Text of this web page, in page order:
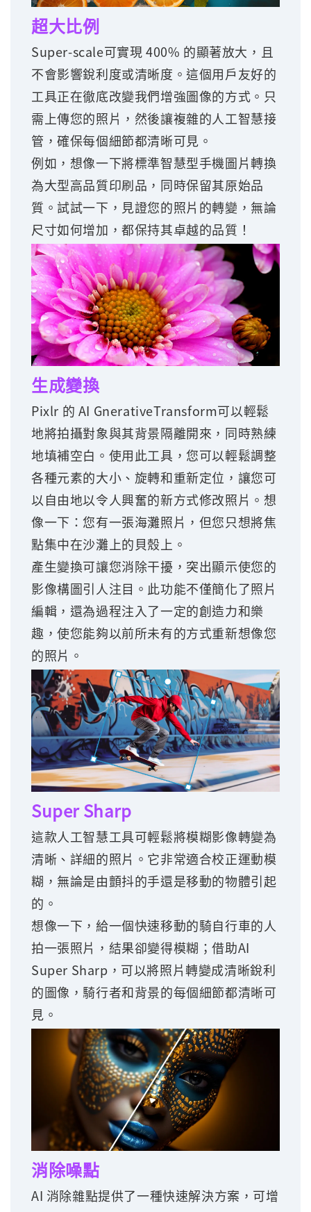
超大比例
Super-scale可實現 400% 的顯著放大，且
不會影響銳利度或清晰度。這個用戶友好的
工具正在徹底改變我們增強圖像的方式。只
需上傳您的照片，然後讓複雜的人工智慧接
管，確保每個細節都清晰可見。
例如，想像一下將標準智慧型手機圖片轉換
為大型高品質印刷品，同時保留其原始品
質。試試一下，見證您的照片的轉變，無論
尺寸如何增加，都保持其卓越的品質！
生成變換
Pixlr 的 AI GnerativeTransform可以輕鬆
地將拍攝對象與其背景隔離開來，同時熟練
地填補空白。使用此工具，您可以輕鬆調整
各種元素的大小、旋轉和重新定位，讓您可
以自由地以令人興奮的新方式修改照片。想
像一下：您有一張海灘照片，但您只想將焦
點集中在沙灘上的貝殼上。
產生變換可讓您消除干擾，突出顯示使您的
影像構圖引人注目。此功能不僅簡化了照片
編輯，還為過程注入了一定的創造力和樂
趣，使您能夠以前所未有的方式重新想像您
的照片。
Super Sharp
這款人工智慧工具可輕鬆將模糊影像轉變為
清晰、詳細的照片。它非常適合校正運動模
糊，無論是由顫抖的手還是移動的物體引起
的。
想像一下，給一個快速移動的騎自行車的人
拍一張照片，結果卻變得模糊；借助AI
Super Sharp，可以將照片轉變成清晰銳利
的圖像，騎行者和背景的每個細節都清晰可
見。
消除噪點
AI 消除雜點提供了一種快速解決方案，可增